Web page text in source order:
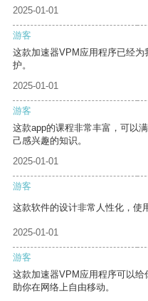
2025-01-01
游客
这款加速器VPM应用程序已经
护。
2025-01-01
游客
这款app的课程非常丰富，可以
己感兴趣的知识。
2025-01-01
游客
这款软件的设计非常人性化，使
2025-01-01
游客
这款加速器VPM应用程序可以
助你在网络上自由移动。